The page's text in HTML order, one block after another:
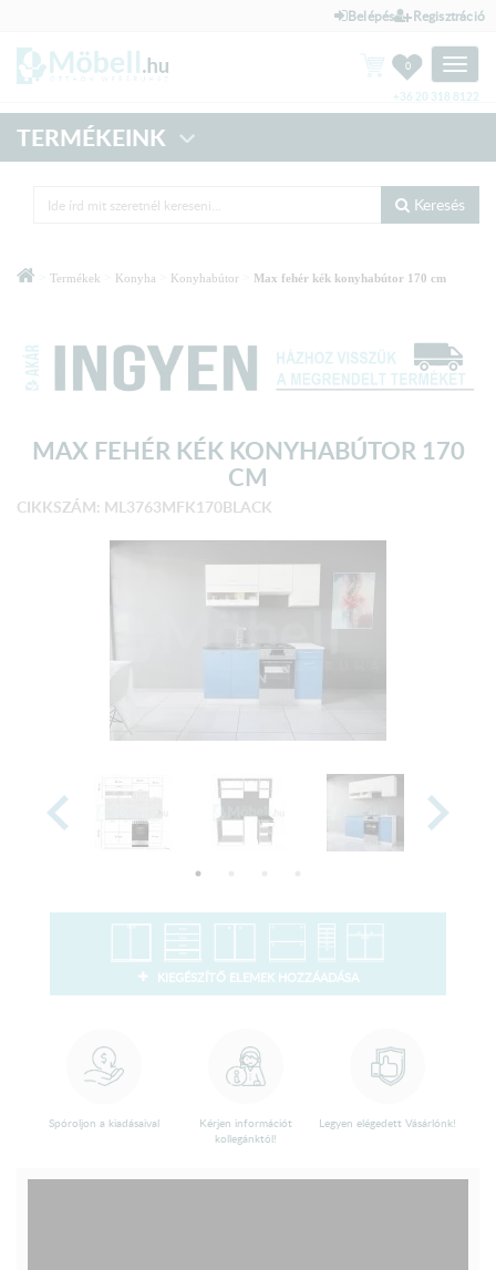
Belépés Regisztráció
Toggle
0
+36 20 318 8122
TERMÉKEINK
Keresés
Termékek Konyha Konyhabútor Max fehér kék konyhabútor 170 cm
MAX FEHÉR KÉK KONYHABÚTOR 170
CM
CIKKSZÁM: ML3763MFK170BLACK
KIEGÉSZÍTŐ ELEMEK HOZZÁADÁSA
Spóroljon a kiadásaival
Kérjen információt
kollegánktól!
Legyen elégedett Vásárlónk!